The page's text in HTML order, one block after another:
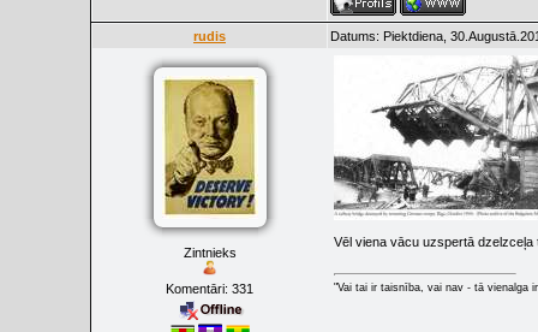
rudis Datums: Piektdiena,
Zintnieks
Komentāri: 331
Vēl viena vācu uzspertā
"Vai tai ir taisnība, vai nav - tā vienalga